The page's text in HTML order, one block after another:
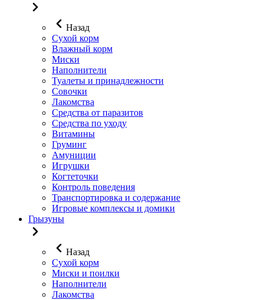
Назад
Сухой корм
Влажный корм
Миски
Наполнители
Туалеты и принадлежности
Совочки
Лакомства
Средства от паразитов
Средства по уходу
Витамины
Груминг
Амуниции
Игрушки
Когтеточки
Контроль поведения
Транспортировка и содержание
Игровые комплексы и домики
Грызуны
Назад
Сухой корм
Миски и поилки
Наполнители
Лакомства